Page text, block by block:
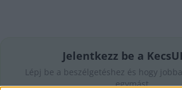
Jelentkezz be a
Lépj be a beszélgetéshez és hogy
egymást.